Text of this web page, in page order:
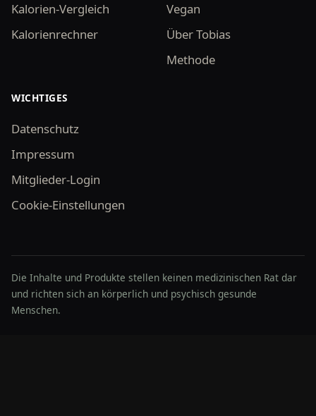
Kalorien-Vergleich
Kalorienrechner
Vegan
Über Tobias
Methode
WICHTIGES
Datenschutz
Impressum
Mitglieder-Login
Cookie-Einstellungen
Die Inhalte und Produkte stellen keinen medizinischen Rat dar
und richten sich an körperlich und psychisch gesunde
Menschen.